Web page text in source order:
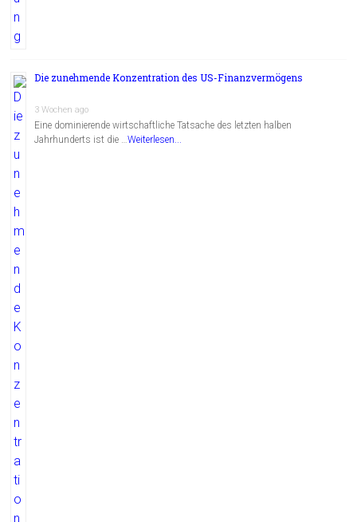
Die zunehmende Konzentration des US-Finanzvermögens
3 Wochen ago
Eine dominierende wirtschaftliche Tatsache des letzten halben
Jahrhunderts ist die …Weiterlesen...